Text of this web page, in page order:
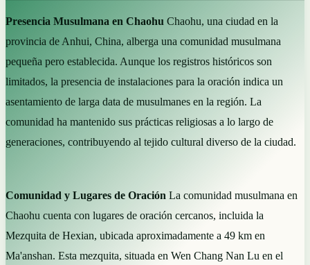
Presencia Musulmana en Chaohu Chaohu, una ciudad en la
provincia de Anhui, China, alberga una comunidad musulmana
pequeña pero establecida. Aunque los registros históricos son
limitados, la presencia de instalaciones para la oración indica un
asentamiento de larga data de musulmanes en la región. La
comunidad ha mantenido sus prácticas religiosas a lo largo de
generaciones, contribuyendo al tejido cultural diverso de la ciudad.
Comunidad y Lugares de Oración La comunidad musulmana en
Chaohu cuenta con lugares de oración cercanos, incluida la
Mezquita de Hexian, ubicada aproximadamente a 49 km en
Ma'anshan. Esta mezquita, situada en Wen Chang Nan Lu en el